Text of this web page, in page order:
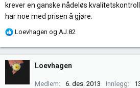
krever en ganske nådeløs
har noe med prisen å gjøre.
R
k
s
Loevhagen og AJ.82
Loevhagen
Medlem 6. des. 2013 Innlegg